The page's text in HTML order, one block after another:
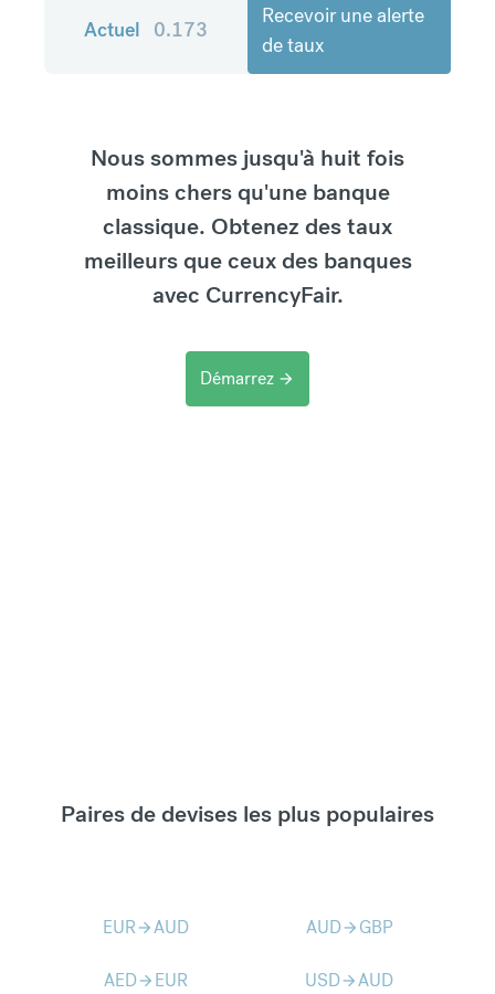
Actuel 0.173
Recevoir une alerte
de taux
Nous sommes jusqu'à huit fois
moins chers qu'une banque
classique. Obtenez des taux
meilleurs que ceux des banques
avec CurrencyFair.
Démarrez arrow_forward
Paires de devises les plus populaires
EURarrow_forwardAUD AUDarrow_forward GBP
AEDarrow_forward EUR USDarrow_forwardAUD